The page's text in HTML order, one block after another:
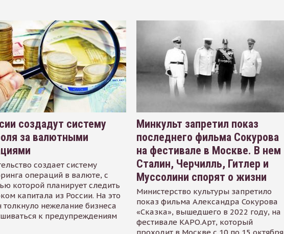
создадут систему
за валютными
создает систему
операций в валюте, с
которой планирует следить
капитала из России. На это
толкнуло нежелание бизнеса
к предупреждениям
Минкульт запретил показ
последнего фильма Сокурова
на фестивале в Москве. В нем
Сталин, Черчилль, Гитлер и
Муссолини спорят о жизни
Министерство культуры запретило
показ фильма Александра Сокурова
«Сказка», вышедшего в 2022 году, на
фестивале КАРО.Арт, который